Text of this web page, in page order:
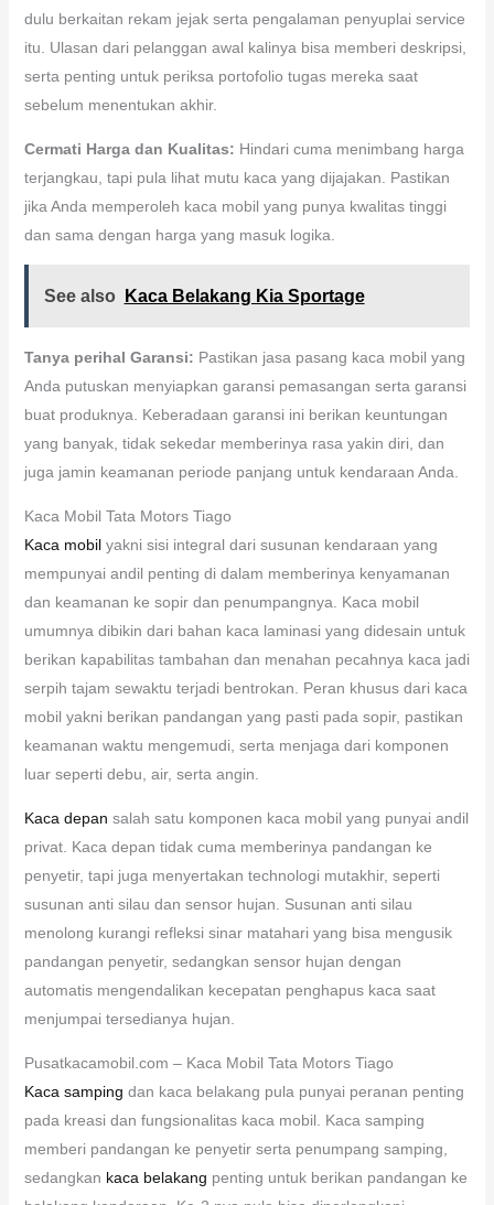
dulu berkaitan rekam jejak serta pengalaman penyuplai service
itu. Ulasan dari pelanggan awal kalinya bisa memberi deskripsi,
serta penting untuk periksa portofolio tugas mereka saat
sebelum menentukan akhir.
Cermati Harga dan Kualitas: Hindari cuma menimbang harga
terjangkau, tapi pula lihat mutu kaca yang dijajakan. Pastikan
jika Anda memperoleh kaca mobil yang punya kwalitas tinggi
dan sama dengan harga yang masuk logika.
See also Kaca Belakang Kia Sportage
Tanya perihal Garansi: Pastikan jasa pasang kaca mobil yang
Anda putuskan menyiapkan garansi pemasangan serta garansi
buat produknya. Keberadaan garansi ini berikan keuntungan
yang banyak, tidak sekedar memberinya rasa yakin diri, dan
juga jamin keamanan periode panjang untuk kendaraan Anda.
Kaca Mobil Tata Motors Tiago
Kaca mobilyakni sisi integral dari susunan kendaraan yang
mempunyai andil penting di dalam memberinya kenyamanan
dan keamanan ke sopir dan penumpangnya. Kaca mobil
umumnya dibikin dari bahan kaca laminasi yang didesain untuk
berikan kapabilitas tambahan dan menahan pecahnya kaca jadi
serpih tajam sewaktu terjadi bentrokan. Peran khusus dari kaca
mobil yakni berikan pandangan yang pasti pada sopir, pastikan
keamanan waktu mengemudi, serta menjaga dari komponen
luar seperti debu, air, serta angin.
Kaca depan salah satu komponen kaca mobil yang punyai andil
privat. Kaca depan tidak cuma memberinya pandangan ke
penyetir, tapi juga menyertakan technologi mutakhir, seperti
susunan anti silau dan sensor hujan. Susunan anti silau
menolong kurangi refleksi sinar matahari yang bisa mengusik
pandangan penyetir, sedangkan sensor hujan dengan
automatis mengendalikan kecepatan penghapus kaca saat
menjumpai tersedianya hujan.
Pusatkacamobil.com – Kaca Mobil Tata Motors Tiago
Kaca samping dan kaca belakang pula punyai peranan penting
pada kreasi dan fungsionalitas kaca mobil. Kaca samping
memberi pandangan ke penyetir serta penumpang samping,
sedangkan kaca belakang penting untuk berikan pandangan ke